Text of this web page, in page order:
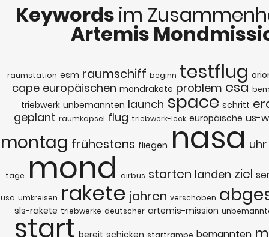
Keywords im
Artemis
raumstation esm raumschiff beginn testflug
cape europäischen mondrakete problem esa
triebwerk unbemannten launch space schritt
geplant raumkapsel flug triebwerk-leck europäische us-
montag frühestens fliegen nasa uhr
tage mond airbus starten landen ziel
usa umkreisen rakete jahren verschoben
sls-rakete triebwerke deutscher artemis-mission
start bereit schicken startrampe bemannten